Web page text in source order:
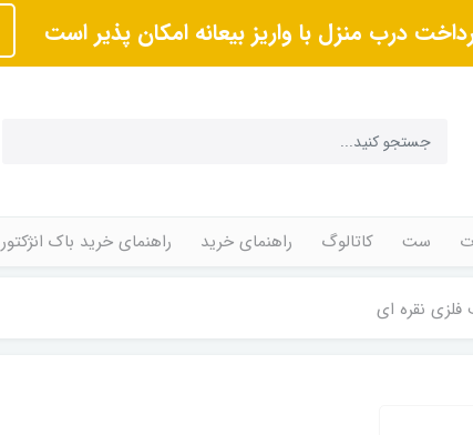
درب منزل با واریز بیعانه امکان پذیر است
ست کاتالوگ راهنمای خرید راهنمای خرید باک انژکتور
فلزی نقره‌ ای